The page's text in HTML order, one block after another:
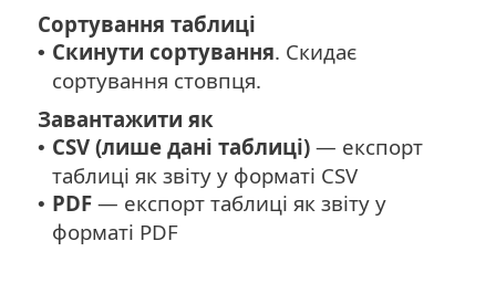
Сортування таблиці
• Скинути сортування. Скидає
сортування стовпця.
Завантажити як
• CSV (лише дані таблиці) — експорт
таблиці як звіту у форматі CSV
• PDF — експорт таблиці як звіту у
форматі PDF